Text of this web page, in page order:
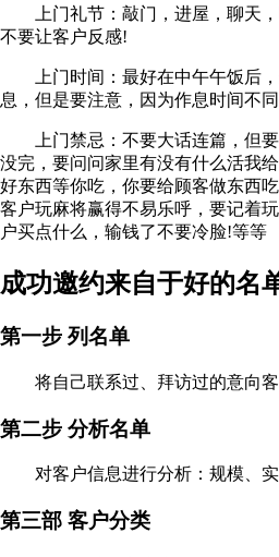
上门礼节：敲门，进屋，聊天，
不要让客户反感!
上门时间：最好在中午午饭后，
息，但是要注意，因为作息时间不
上门禁忌：不要大话连篇，但要
没完，要问问家里有没有什么活我
好东西等你吃，你要给顾客做东西
客户玩麻将赢得不易乐呼，要记着
户买点什么，输钱了不要冷脸!等等
成功邀约来自于好的名
第一步 列名单
将自己联系过、拜访过的意向客
第二步 分析名单
对客户信息进行分析：规模、实
第三部 客户分类